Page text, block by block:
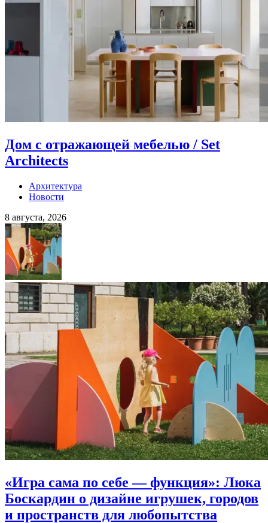
Дом с отражающей мебелью / Set
Architects
Архитектура
Новости
8 августа, 2026
«Игра сама по себе — функция»: Люка
Боскардин о дизайне игрушек, городов
и пространств для любопытства